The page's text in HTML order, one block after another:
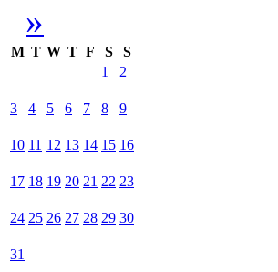
»
M T W T F S
S
1
2
3 4 5 6 7 8 9
10 11 12 13 14 15 16
17 18 19 20 21 22 23
24 25 26 27 28 29 30
31